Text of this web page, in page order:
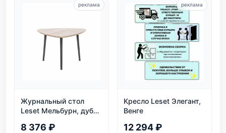
Журнальный стол
Leset Мельбурн, дуб
8 376 ₽
реклама
Кресло Leset Элегант,
Венге
12 294 ₽
реклама